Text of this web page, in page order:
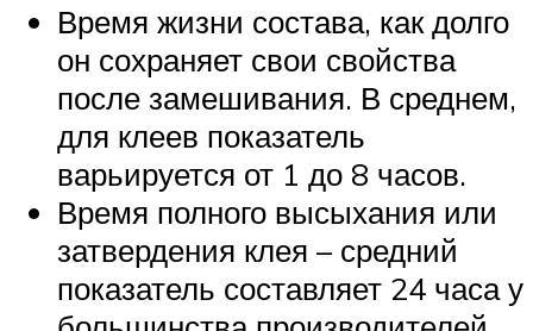
Время жизни состава, как долго
он сохраняет свои свойства
после замешивания. В среднем,
для клеев показатель
варьируется от 1 до 8 часов.
Время полного высыхания или
затвердения клея – средний
показатель составляет 24 часа у